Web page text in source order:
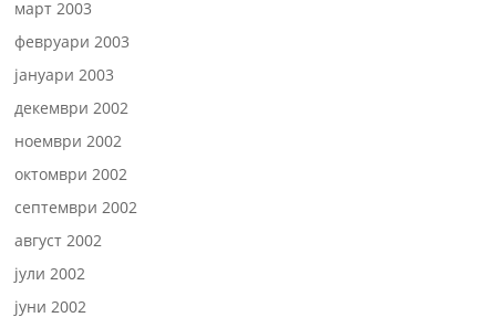
март 2003
февруари 2003
јануари 2003
декември 2002
ноември 2002
октомври 2002
септември 2002
август 2002
јули 2002
јуни 2002